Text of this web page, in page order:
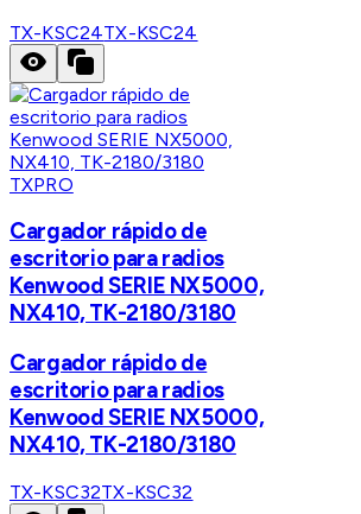
TX-KSC24TX-KSC24
TXPRO
Cargador rápido de
escritorio para radios
Kenwood SERIE NX5000,
NX410, TK-2180/3180
Cargador rápido de
escritorio para radios
Kenwood SERIE NX5000,
NX410, TK-2180/3180
TX-KSC32TX-KSC32